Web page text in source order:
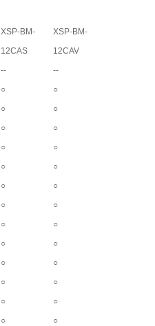
XSP-BM-
12CAS
--
○
○
○
○
○
○
○
○
○
○
○
○
○
XSP-BM-
12CAV
--
○
○
○
○
○
○
○
○
○
○
○
○
○